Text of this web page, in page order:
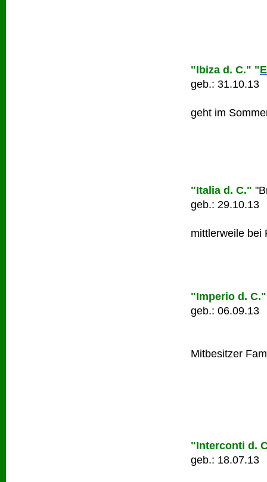
"Ibiza d. C." "
geb.: 31.10.13
geht im
"Italia d. C."
geb.: 29.10.13
mittlerweile bei
"Imperio d. C."
geb.: 06.09.13
Mitbesitzer
"Interconti d.
geb.: 18.07.13